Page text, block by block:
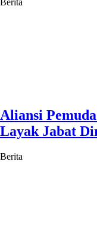
Aliansi
Layak Jabat
Berita